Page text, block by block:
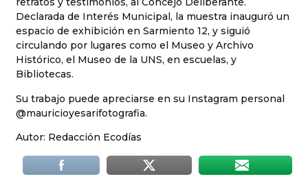
Declarada de Interés Municipal, la muestra inauguró un
espacio de exhibición en Sarmiento 12, y siguió
circulando por lugares como el Museo y Archivo
Histórico, el Museo de la UNS, en escuelas, y
Bibliotecas.
Su trabajo puede apreciarse en su Instagram personal
@mauricioyesarifotografia.
Autor: Redacción Ecodías